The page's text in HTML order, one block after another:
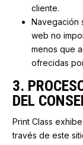
cliente.
Navegación
web no
menos que
ofrecidas
3.
DEL
Print Class
través de este